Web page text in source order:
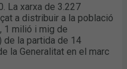
La xarxa de 3.227
a distribuir a la població
1 milió i mig de
de la partida de 14
la Generalitat en el marc